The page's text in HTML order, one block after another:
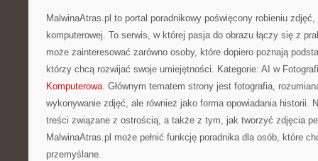
MalwinaAtras.pl to portal poradnikowy poświęcony robieniu
komputerowej. To serwis, w której pasja do obrazu łączy się z
może zainteresować zarówno osoby, które dopiero poznają
którzy chcą rozwijać swoje umiejętności. Kategorie: AI w
Komputerowa. Głównym tematem strony jest fotografia,
wykonywanie zdjęć, ale również jako forma opowiadania historii.
treści związane z ostrością, a także z tym, jak tworzyć zdjęcia
MalwinaAtras.pl może pełnić funkcję poradnika dla osób, które
przemyślane.